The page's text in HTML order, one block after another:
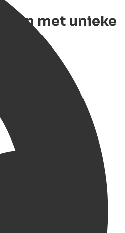
met unieke